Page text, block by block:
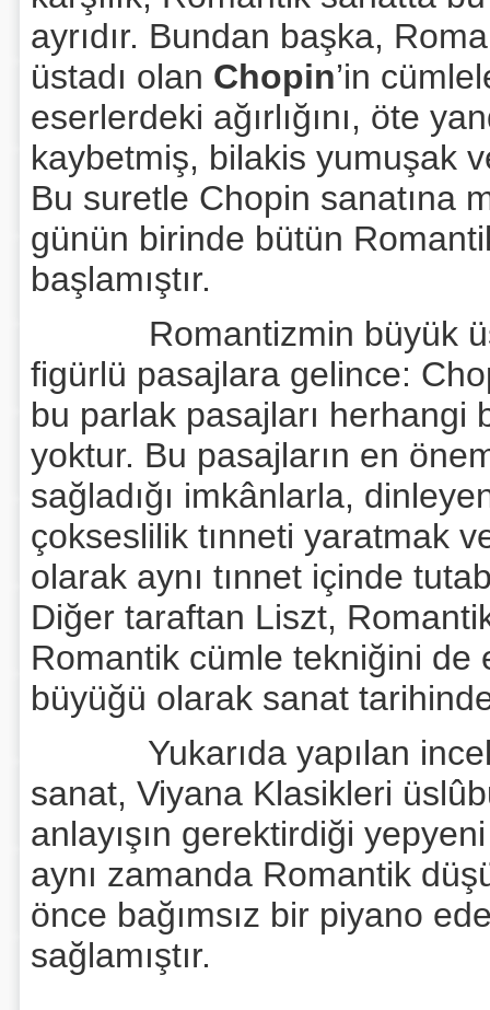
ayrıdır. Bundan başka,
üstadı olan Chopin’in
eserlerdeki ağırlığını, öte
kaybetmiş, bilakis yumuşak
Bu suretle Chopin sanatına
günün birinde bütün
başlamıştır.
Romantizmin büyük
figürlü pasajlara gelince:
bu parlak pasajları herhangi
yoktur. Bu pasajların en
sağladığı imkânlarla,
çokseslilik tınneti yaratmak
olarak aynı tınnet içinde
Diğer taraftan Liszt,
Romantik cümle tekniğini de
büyüğü olarak sanat
Yukarıda yapılan
sanat, Viyana Klasikleri
anlayışın gerektirdiği
aynı zamanda Romantik
önce bağımsız bir piyano
sağlamıştır.